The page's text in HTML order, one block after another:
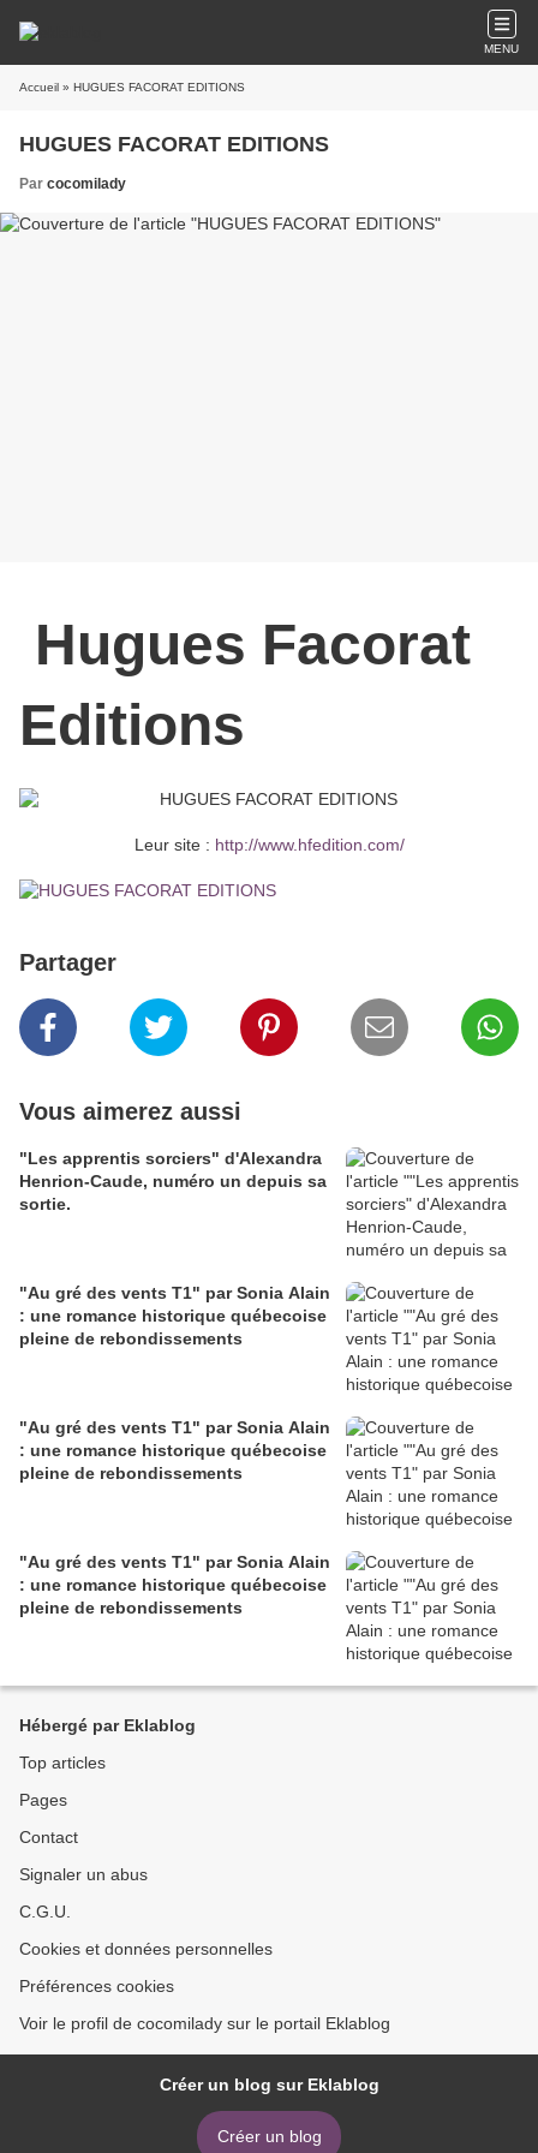
MENU
Accueil » HUGUES FACORAT EDITIONS
HUGUES FACORAT EDITIONS
Par cocomilady
Hugues Facorat
Editions
Leur site : http://www.hfedition.com/
Partager
Vous aimerez aussi
"Les apprentis sorciers" d'Alexandra
Henrion-Caude, numéro un depuis sa
sortie.
"Au gré des vents T1" par Sonia Alain
: une romance historique québecoise
pleine de rebondissements
"Au gré des vents T1" par Sonia Alain
: une romance historique québecoise
pleine de rebondissements
"Au gré des vents T1" par Sonia Alain
: une romance historique québecoise
pleine de rebondissements
Hébergé par Eklablog
Top articles
Pages
Contact
Signaler un abus
C.G.U.
Cookies et données personnelles
Préférences cookies
Voir le profil de cocomilady sur le portail Eklablog
Créer un blog sur Eklablog
Créer un blog